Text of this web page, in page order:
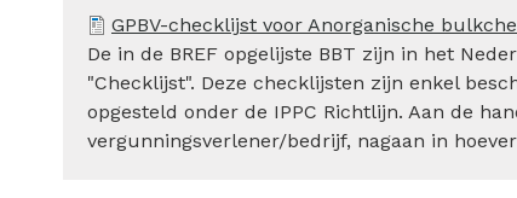
GPBV-checklijst voor Anorganische
De in de BREF opgelijste BBT zijn in het
"Checklijst". Deze checklijsten zijn enkel
opgesteld onder de IPPC Richtlijn. Aan de
vergunningsverlener/bedrijf, nagaan in